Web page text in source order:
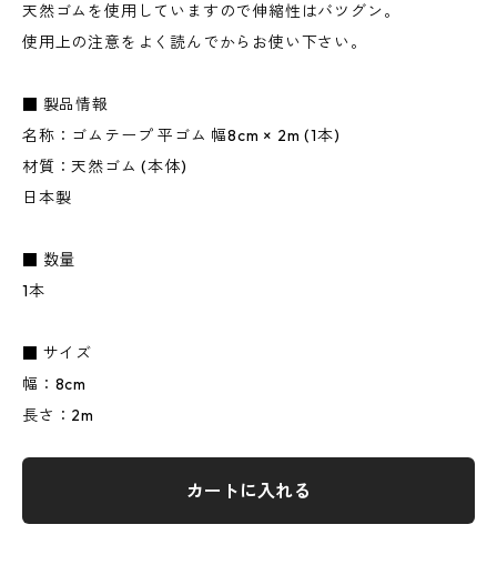
天然ゴムを使用していますので伸縮性はバツグン。
使用上の注意をよく読んでからお使い下さい。
■ 製品情報
名称：ゴムテープ 平ゴム 幅8cm × 2m (1本)
材質：天然ゴム (本体)
日本製
■ 数量
1本
■ サイズ
幅：8cm
長さ：2m
カートに入れる